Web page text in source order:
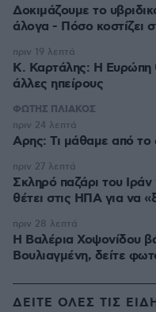
Δοκιμάζουμε το
άλογα - Πόσο κοστίζει
Κ. Καρτάλης: Η Ευρώπη
άλλες ηπείρους
πριν 19 λεπτά
ΦΩΤΗΣ ΠΛΙΑΚΟΣ
Αρης: Τι μάθαμε από το
πριν 24 λεπτά
Σκληρό παζάρι του
θέτει στις ΗΠΑ για να
πριν 27 λεπτά
Η Βαλέρια Χοψονίδου
Βουλιαγμένη, δείτε
πριν 28 λεπτά
ΔΕΙΤΕ ΟΛΕΣ ΤΙΣ